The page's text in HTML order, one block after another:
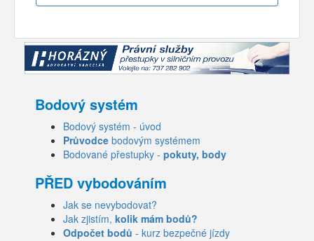
Bodový systém
Bodový systém - úvod
Průvodce bodovým systémem
Bodované přestupky - pokuty, body
PŘED vybodováním
Jak se nevybodovat?
Jak zjistím, kolik mám bodů?
Odpočet bodů - kurz bezpečné jízdy